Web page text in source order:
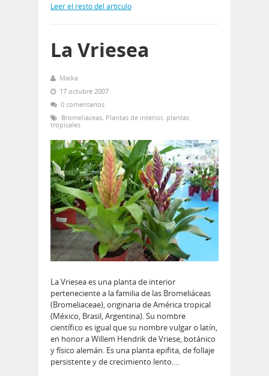
Leer el resto del artículo
La Vriesea
Maika
17 octubre 2007
0 comentarios
Bromeliaceas, Plantas de interior, plantas
tropicales
La Vriesea es una planta de interior
perteneciente a la familia de las Bromeliáceas
(Bromeliaceae), originaria de América tropical
(México, Brasil, Argentina). Su nombre
científico es igual que su nombre vulgar o latín,
en honor a Willem Hendrik de Vriese, botánico
y físico alemán. Es una planta epifita, de follaje
persistente y de crecimiento lento.…